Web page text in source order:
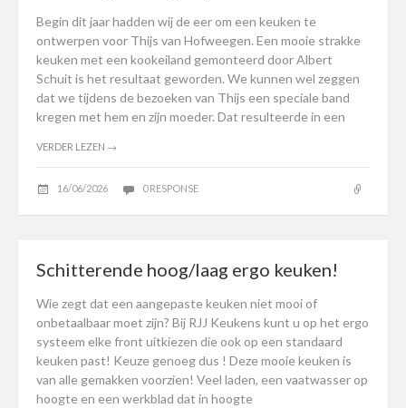
Begin dit jaar hadden wij de eer om een keuken te
ontwerpen voor Thijs van Hofweegen. Een mooie strakke
keuken met een kookeiland gemonteerd door Albert
Schuit is het resultaat geworden. We kunnen wel zeggen
dat we tijdens de bezoeken van Thijs een speciale band
kregen met hem en zijn moeder. Dat resulteerde in een
VERDER LEZEN →
16/06/2026 0 RESPONSE
Schitterende hoog/laag ergo keuken!
Wie zegt dat een aangepaste keuken niet mooi of
onbetaalbaar moet zijn? Bij RJJ Keukens kunt u op het ergo
systeem elke front uitkiezen die ook op een standaard
keuken past! Keuze genoeg dus ! Deze mooie keuken is
van alle gemakken voorzien! Veel laden, een vaatwasser op
hoogte en een werkblad dat in hoogte